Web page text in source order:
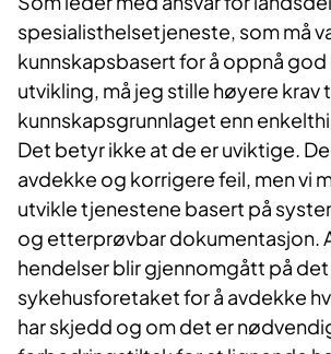
spesialisthelsetjeneste, som må
kunnskapsbasert for å oppnå
utvikling, må jeg stille høyere krav
kunnskapsgrunnlaget enn
Det betyr ikke at de er uviktige.
avdekke og korrigere feil, men vi
utvikle tjenestene basert på
og etterprøvbar dokumentasjon.
hendelser blir gjennomgått på
sykehusforetaket for å avdekke
har skjedd og om det er